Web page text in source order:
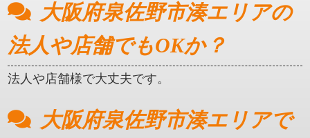
大阪府泉佐野市湊エリアの
法人や店舗でもOKか？
法人や店舗様で大丈夫です。
大阪府泉佐野市湊エリアで